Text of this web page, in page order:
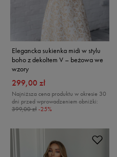
Elegancka sukienka midi w stylu
boho z dekoltem V – beżowa we
wzory
299,00 zł
Najniższa cena produktu w okresie 30
dni przed wprowadzeniem obniżki:
399,00 zł -25%